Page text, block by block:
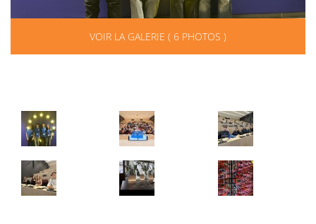
VOIR LA GALERIE ( 6 PHOTOS )